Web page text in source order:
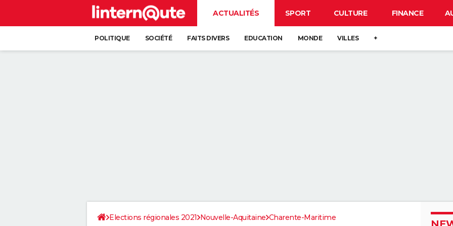
ACTUALITÉS SPORT CULTURE FINANCE
POLITIQUE SOCIÉTÉ FAITS DIVERS EDUCATION MONDE VILLES +
Elections régionales 2021 Nouvelle-Aquitaine Charente-Maritime